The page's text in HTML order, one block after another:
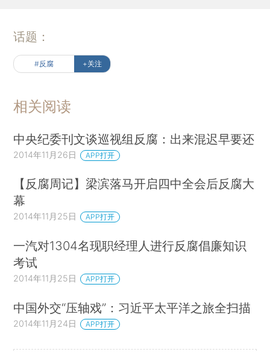
话题：
#反腐 +关注
相关阅读
中央纪委刊文谈巡视组反腐：出来混迟早要还
2014年11月26日 APP打开
【反腐周记】梁滨落马开启四中全会后反腐大
幕
2014年11月25日 APP打开
一汽对1304名现职经理人进行反腐倡廉知识
考试
2014年11月25日 APP打开
中国外交“压轴戏”：习近平太平洋之旅全扫描
2014年11月24日 APP打开